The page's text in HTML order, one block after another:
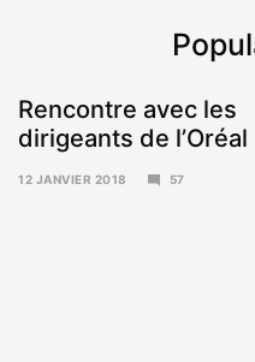
Rencontre avec les
dirigeants de l’Oréal
12 JANVIER 2018
57